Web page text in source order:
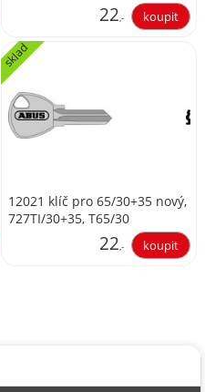
22,-
12021 klíč pro 65/30+35 nový,
727TI/30+35, T65/30
sklad
22,-